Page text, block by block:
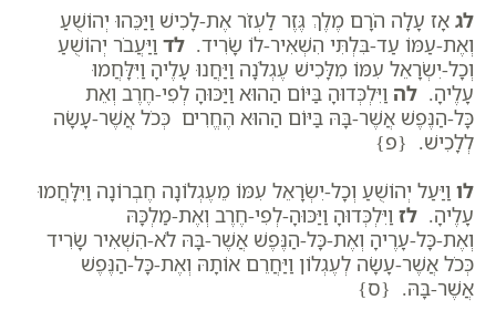
לג אָז עָלָה הֹרָם מֶלֶךְ גֶּזֶר לַעְזֹר אֶת-לָכִישׁ וַיַּכֵּהוּ יְהוֹשֻׁעַ
וְאֶת-עַמּוֹ עַד-בִּלְתִּי הִשְׁאִיר-לוֹ שָׂרִיד. לד וַיַּעֲבֹר יְהוֹשֻׁעַ
וְכָל-יִשְׂרָאֵל עִמּוֹ מִלָּכִישׁ עֶגְלֹנָה וַיַּחֲנוּ עָלֶיהָ וַיִּלָּחֲמוּ
עָלֶיהָ. לה וַיִּלְכְּדוּהָ בַּיּוֹם הַהוּא וַיַּכּוּהָ לְפִי-חֶרֶב וְאֵת
כָּל-הַנֶּפֶשׁ אֲשֶׁר-בָּהּ בַּיּוֹם הַהוּא הֶחֱרִים כְּכֹל אֲשֶׁר-עָשָׂה
לְלָכִישׁ. {פ}
לו וַיַּעַל יְהוֹשֻׁעַ וְכָל-יִשְׂרָאֵל עִמּוֹ מֵעֶגְלוֹנָה חֶבְרוֹנָה וַיִּלָּחֲמוּ
עָלֶיהָ. לז וַיִּלְכְּדוּהָ וַיַּכּוּהָ-לְפִי-חֶרֶב וְאֶת-מַלְכָּהּ
וְאֶת-כָּל-עָרֶיהָ וְאֶת-כָּל-הַנֶּפֶשׁ אֲשֶׁר-בָּהּ לֹא-הִשְׁאִיר שָׂרִיד
כְּכֹל אֲשֶׁר-עָשָׂה לְעֶגְלוֹן וַיַּחֲרֵם אוֹתָהּ וְאֶת-כָּל-הַנֶּפֶשׁ
אֲשֶׁר-בָּהּ. {ס}